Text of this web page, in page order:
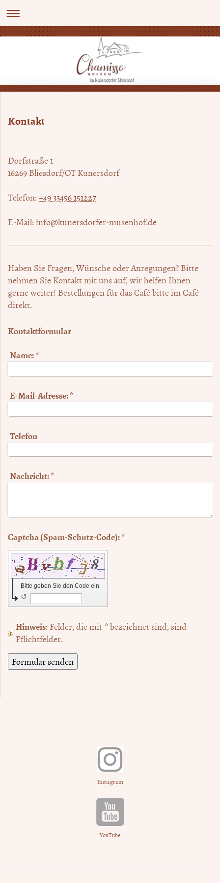
im Kunersdorfer Musenhof
Kontakt
Dorfstraße1
16269Bliesdorf/OT Kunersdorf
Telefon:+49 33456 151227
E-Mail:info@kunersdorfer-musenhof.de
Haben Sie Fragen, Wünsche oder Anregungen? Bitte
nehmen Sie Kontakt mit uns auf, wir helfen Ihnen
gerne weiter! Bestellungen für das Café bitte im Café
direkt.
Kontaktformular
Name:*
E-Mail-Adresse:*
Telefon
Nachricht:*
Captcha (Spam-Schutz-Code): *
Bitte geben Sie den Code ein
↺
Hinweis : Felder, die mit *bezeichnet sind, sind
Pflichtfelder.
Instagram
YouTube